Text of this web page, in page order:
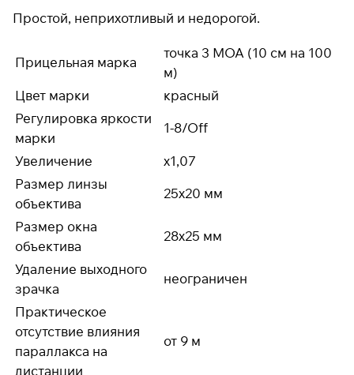
Простой, неприхотливый и недорогой.
Прицельная марка
точка 3 MOA (10 см на 100
м)
Цвет марки
красный
Регулировка яркости
марки
1-8/Off
Увеличение
х1,07
Размер линзы
объектива
25х20 мм
Размер окна
объектива
28х25 мм
Удаление выходного
зрачка
неограничен
Практическое
отсутствие влияния
параллакса на
дистанции
от 9 м